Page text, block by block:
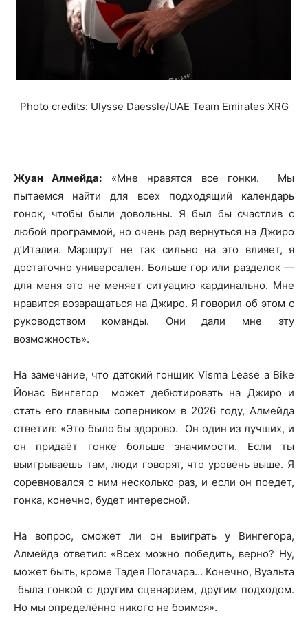
Photo credits: Ulysse Daessle/UAE Team Emirates XRG
Жуан Алмейда: «Мне нравятся все гонки. Мы
пытаемся найти для всех подходящий календарь
гонок, чтобы были довольны. Я был бы счастлив с
любой программой, но очень рад вернуться на Джиро
д’Италия. Маршрут не так сильно на это влияет, я
достаточно универсален. Больше гор или разделок —
для меня это не меняет ситуацию кардинально. Мне
нравится возвращаться на Джиро. Я говорил об этом с
руководством команды. Они дали мне эту
возможность».
На замечание, что датский гонщик Visma Lease a Bike
Йонас Вингегор может дебютировать на Джиро и
стать его главным соперником в 2026 году, Алмейда
ответил: «Это было бы здорово. Он один из лучших, и
он придаёт гонке больше значимости. Если ты
выигрываешь там, люди говорят, что уровень выше. Я
соревновался с ним несколько раз, и если он поедет,
гонка, конечно, будет интересной.
На вопрос, сможет ли он выиграть у Вингегора,
Алмейда ответил: «Всех можно победить, верно? Ну,
может быть, кроме Тадея Погачара… Конечно, Вуэльта
была гонкой с другим сценарием, другим подходом.
Но мы определённо никого не боимся».